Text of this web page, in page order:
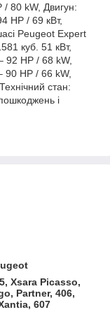
80 kW, Двигун:
HP / 69 кВт,
Peugeot Expert
куб. 51 кВт,
92 HP / 68 kW,
90 HP / 66 kW,
стан:
і
Xsara Picasso,
Partner, 406,
607